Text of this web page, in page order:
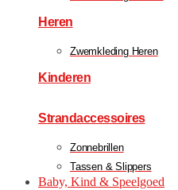
Heren
Zwemkleding Heren
Kinderen
Strandaccessoires
Zonnebrillen
Tassen & Slippers
Baby, Kind & Speelgoed